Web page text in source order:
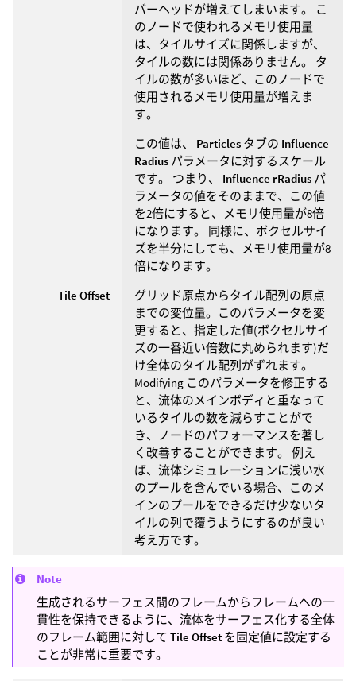
バーヘッドが増えてしまいます。 こ
のノードで使われるメモリ使用量
は、タイルサイズに関係しますが、
タイルの数には関係ありません。 タ
イルの数が多いほど、このノードで
使用されるメモリ使用量が増えま
す。
この値は、 Particles タブの Influence
Radius パラメータに対するスケール
です。 つまり、 Influence rRadius パ
ラメータの値をそのままで、この値
を2倍にすると、メモリ使用量が8倍
になります。 同様に、ボクセルサイ
ズを半分にしても、メモリ使用量が8
倍になります。
Tile Offset
グリッド原点からタイル配列の原点
までの変位量。このパラメータを変
更すると、指定した値(ボクセルサイ
ズの一番近い倍数に丸められます)だ
け全体のタイル配列がずれます。
Modifying このパラメータを修正する
と、流体のメインボディと重なって
いるタイルの数を減らすことがで
き、ノードのパフォーマンスを著し
く改善することができます。 例え
ば、流体シミュレーションに浅い水
のプールを含んでいる場合、このメ
インのプールをできるだけ少ないタ
イルの列で覆うようにするのが良い
考え方です。
Note
生成されるサーフェス間のフレームからフレームへの一
貫性を保持できるように、流体をサーフェス化する全体
のフレーム範囲に対して Tile Offset を固定値に設定する
ことが非常に重要です。